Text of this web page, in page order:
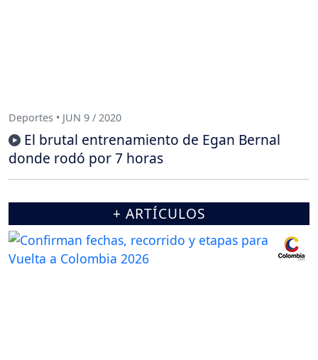
Deportes • JUN 9 / 2020
El brutal entrenamiento de Egan Bernal
donde rodó por 7 horas
+ ARTÍCULOS